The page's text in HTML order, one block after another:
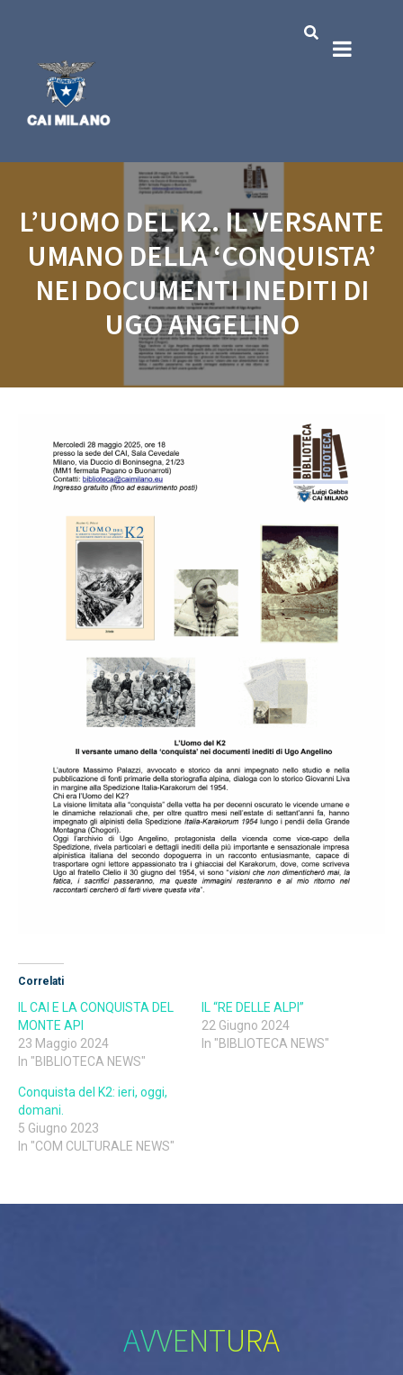
L’UOMO DEL K2. IL VERSANTE
UMANO DELLA ‘CONQUISTA’
NEI DOCUMENTI INEDITI DI
UGO ANGELINO
Correlati
IL CAI E LA CONQUISTA DEL
MONTE API
23 Maggio 2024
In "BIBLIOTECA NEWS"
IL “RE DELLE ALPI”
22 Giugno 2024
In "BIBLIOTECA NEWS"
Conquista del K2: ieri, oggi,
domani.
5 Giugno 2023
In "COM CULTURALE NEWS"
AVVENTURA